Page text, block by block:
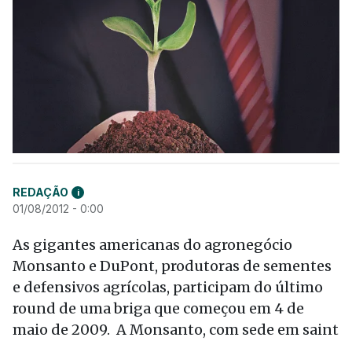
REDAÇÃO i
01/08/2012 - 0:00
As gigantes americanas do agronegócio
Monsanto e DuPont, produtoras de sementes
e defensivos agrícolas, participam do último
round de uma briga que começou em 4 de
maio de 2009. A Monsanto, com sede em saint